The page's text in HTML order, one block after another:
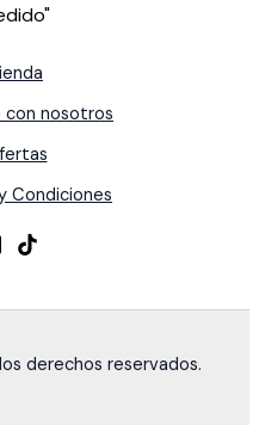
con nosotros
Condiciones
derechos reservados.